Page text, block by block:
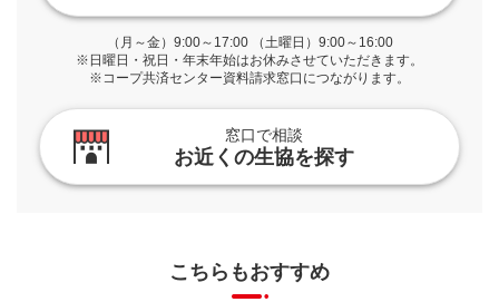
（月～金）9:00～17:00 （土曜日）9:00～16:00
※日曜日・祝日・年末年始はお休みさせていただきます。
※コープ共済センター資料請求窓口につながります。
窓口で相談
お近くの生協を探す
こちらもおすすめ